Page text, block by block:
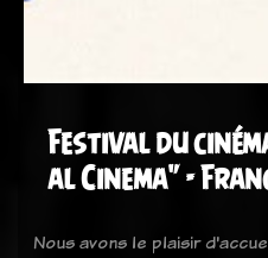
Festival du
al Cinema" -
Nous avons le plaisir